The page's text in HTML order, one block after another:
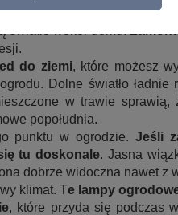
różne formy, od
światło wokół domu.
do ziemi, które możesz
Dolne światło ładnie
w trawie sprawią,
popołudnia.
punktu w ogrodzie.Jeśli
tu doskonale. Jasna
dobrze widoczna nawet z
klimat. Te lampy
, które przyda się podczas